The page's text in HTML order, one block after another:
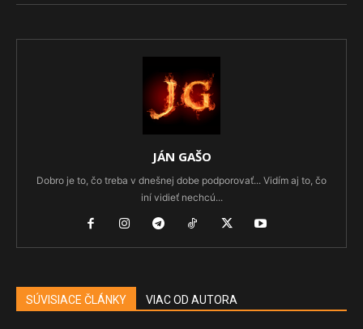
JÁN GAŠO
Dobro je to, čo treba v dnešnej dobe podporovať... Vidím aj to, čo
iní vidieť nechcú...
SÚVISIACE ČLÁNKY VIAC OD AUTORA